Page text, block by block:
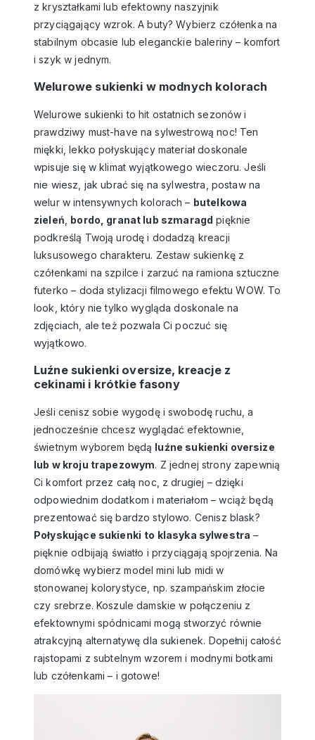
z kryształkami lub efektowny naszyjnik
przyciągający wzrok. A buty? Wybierz czółenka na
stabilnym obcasie lub eleganckie baleriny – komfort
i szyk w jednym.
Welurowe sukienki w modnych kolorach
Welurowe sukienki to hit ostatnich sezonów i
prawdziwy must-have na sylwestrową noc! Ten
miękki, lekko połyskujący materiał doskonale
wpisuje się w klimat wyjątkowego wieczoru. Jeśli
nie wiesz, jak ubrać się na sylwestra, postaw na
welur w intensywnych kolorach – butelkowa
zieleń bordo, granat lub szmaragd pięknie
podkreślą Twoją urodę i dodadzą kreacji
luksusowego charakteru. Zestaw sukienkę z
czółenkami na szpilce i zarzuć na ramiona sztuczne
futerko – doda stylizacji filmowego efektu WOW. To
look, który nie tylko wygląda doskonale na
zdjęciach, ale też pozwala Ci poczuć się
wyjątkowo.
Luźne sukienki oversize, kreacje z
cekinami i krótkie fasony
Jeśli cenisz sobie wygodę i swobodę ruchu, a
jednocześnie chcesz wyglądać efektownie,
świetnym wyborem będą luźne sukienki oversize
lub w kroju trapezowym. Z jednej strony zapewnią
Ci komfort przez całą noc, z drugiej – dzięki
odpowiednim dodatkom i materiałom – wciąż będą
prezentować się bardzo stylowo. Cenisz blask?
Połyskujące sukienki to klasyka sylwestra –
pięknie odbijają światło i przyciągają spojrzenia. Na
domówkę wybierz model mini lub midi w
stonowanej kolorystyce, np. szampańskim złocie
czy srebrze. Koszule damskie w połączeniu z
efektownymi spódnicami mogą stworzyć równie
atrakcyjną alternatywę dla sukienek. Dopełnij całość
rajstopami z subtelnym wzorem i modnymi botkami
lub czółenkami – i gotowe!